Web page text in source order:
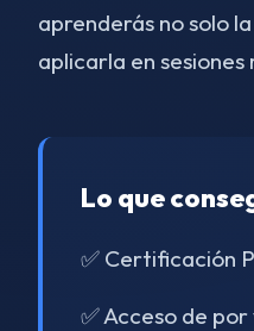
aprenderás no solo
aplicarla en
Lo que
✅ Certificación
✅ Acceso de por